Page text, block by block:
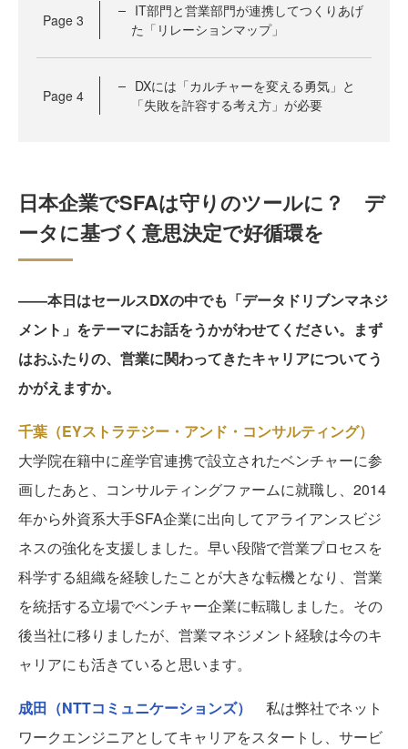
Page 3
IT部門と営業部門が連携してつくりあげ
た「リレーションマップ」
Page 4
DXには「カルチャーを変える勇気」と
「失敗を許容する考え方」が必要
日本企業でSFAは守りのツールに？ デ
ータに基づく意思決定で好循環を
――本日はセールスDXの中でも「データドリブンマネジ
メント」をテーマにお話をうかがわせてください。まず
はおふたりの、営業に関わってきたキャリアについてう
かがえますか。
千葉（EYストラテジー・アンド・コンサルティング）
大学院在籍中に産学官連携で設立されたベンチャーに参
画したあと、コンサルティングファームに就職し、2014
年から外資系大手SFA企業に出向してアライアンスビジ
ネスの強化を支援しました。早い段階で営業プロセスを
科学する組織を経験したことが大きな転機となり、営業
を統括する立場でベンチャー企業に転職しました。その
後当社に移りましたが、営業マネジメント経験は今のキ
ャリアにも活きていると思います。
成田（NTTコミュニケーションズ） 私は弊社でネット
ワークエンジニアとしてキャリアをスタートし、サービ